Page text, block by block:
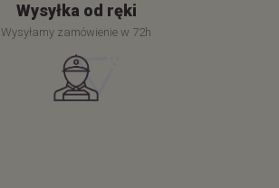
Wysyłka od ręki
Wysyłamy zamówienie w 72h